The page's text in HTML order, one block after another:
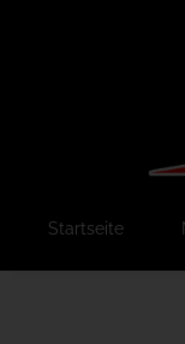
Startseite